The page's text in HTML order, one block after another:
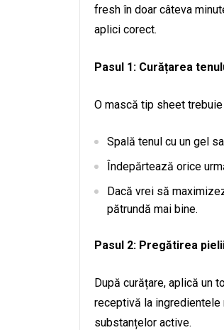
fresh în doar câteva
aplici corect.
Pasul 1: Curățarea
O mască tip sheet
Spală tenul cu un gel
Îndepărtează orice
Dacă vrei să
pătrundă mai bine.
Pasul 2: Pregătirea
După curățare, aplică un
receptivă la
substanțelor active.